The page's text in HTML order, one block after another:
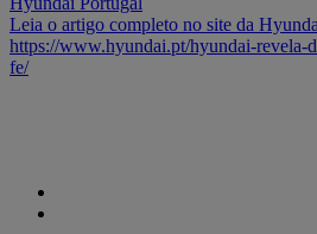
Leia o artigo completo no site da
https://www.hyundai.pt/hyundai-revela-
fe/